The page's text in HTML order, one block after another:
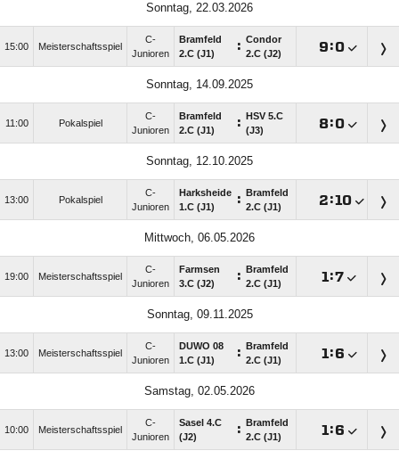
Sonntag, 22.03.2026
15:00 Meisterschaftsspiel
C-
Junioren
Bramfeld
2.C (J1)
: Condor
2.C (J2)
:
Sonntag, 14.09.2025
11:00 Pokalspiel
C-
Junioren
Bramfeld
2.C (J1)
:
HSV 5.C
(J3)
:
Sonntag, 12.10.2025
13:00 Pokalspiel
C-
Junioren
Harksheide
1.C (J1)
:
Bramfeld
2.C (J1)
:
Mittwoch, 06.05.2026
19:00 Meisterschaftsspiel
C-
Junioren
Farmsen
3.C (J2)
:
Bramfeld
2.C (J1)
:
Sonntag, 09.11.2025
13:00 Meisterschaftsspiel
C-
Junioren
DUWO 08
1.C (J1)
:
Bramfeld
2.C (J1)
:
Samstag, 02.05.2026
10:00 Meisterschaftsspiel
C-
Junioren
Sasel 4.C
(J2)
:
Bramfeld
2.C (J1)
: